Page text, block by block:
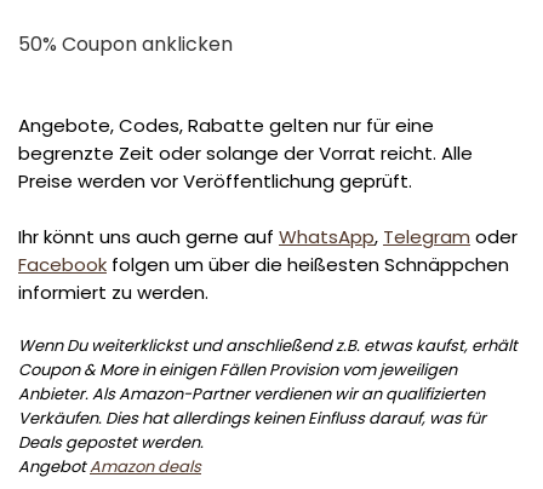
50% Coupon anklicken
Angebote, Codes, Rabatte gelten nur für eine
begrenzte Zeit oder solange der Vorrat reicht. Alle
Preise werden vor Veröffentlichung geprüft.
Ihr könnt uns auch gerne auf WhatsApp, Telegram oder
Facebook folgen um über die heißesten Schnäppchen
informiert zu werden.
Wenn Du weiterklickst und anschließend z.B. etwas kaufst, erhält
Coupon & More in einigen Fällen Provision vom jeweiligen
Anbieter. Als Amazon-Partner verdienen wir an qualifizierten
Verkäufen. Dies hat allerdings keinen Einfluss darauf, was für
Deals gepostet werden.
AngebotAmazon deals